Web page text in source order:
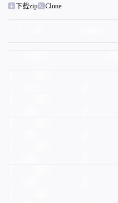
下载zip
Clone